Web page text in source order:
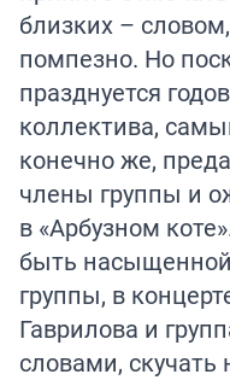
близких –
помпезно. Но
празднуется
коллектива,
конечно же,
члены группы и
в «Арбузном
быть
группы, в
Гаврилова и
словами, скучать